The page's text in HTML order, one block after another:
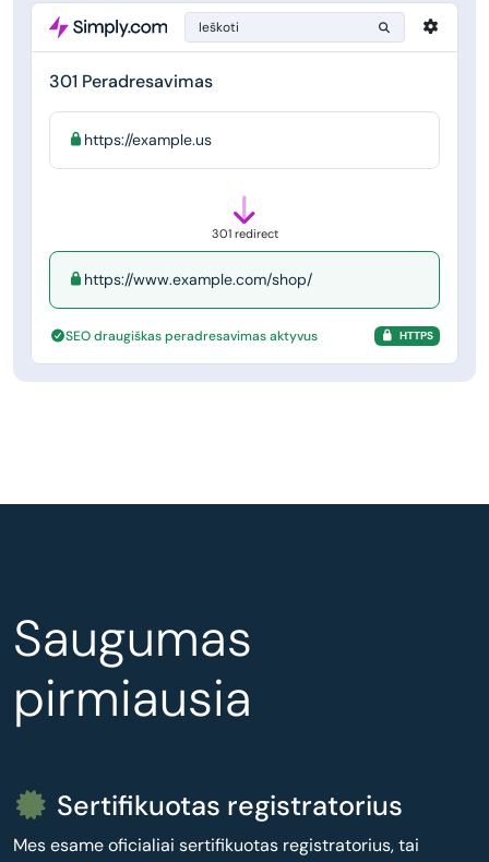
Ieškoti
301 Peradresavimas
https://example.us
301 redirect
https://www.example.com/shop/
SEO draugiškas peradresavimas aktyvus HTTPS
Saugumas
pirmiausia
Sertifikuotas registratorius
Mes esame oficialiai sertifikuotas registratorius, tai